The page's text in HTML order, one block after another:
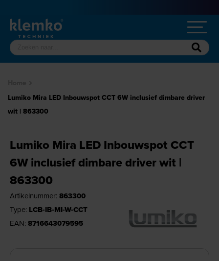
Lumiko Mira LED Inbouwspot CCT 6W inclusief dimbare driver
wit | 863300
Lumiko Mira LED Inbouwspot CCT
6W inclusief dimbare driver wit |
863300
Artikelnummer: 863300
Type: LCB-IB-MI-W-CCT
EAN: 8716643079595